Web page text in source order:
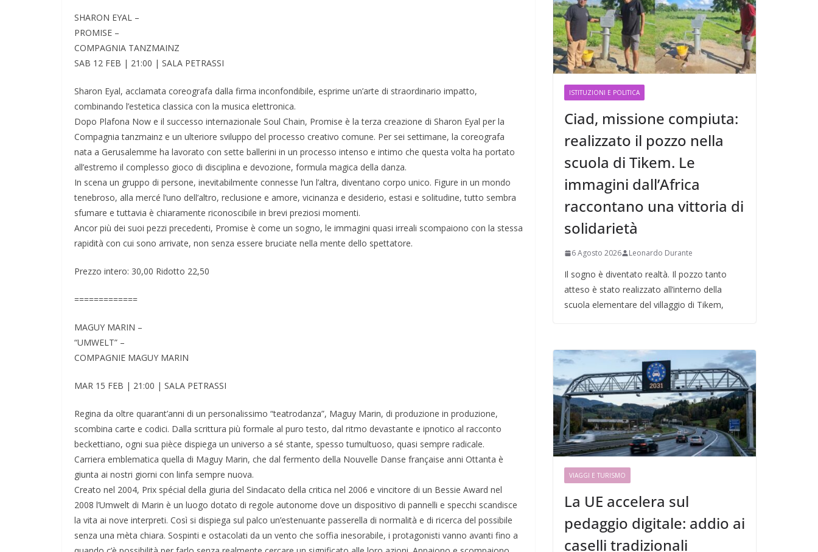
SHARON EYAL –
PROMISE –
COMPAGNIA TANZMAINZ
SAB 12 FEB | 21:00 | SALA PETRASSI
Sharon Eyal, acclamata coreografa dalla firma inconfondibile, esprime un’arte di straordinario impatto,
combinando l’estetica classica con la musica elettronica.
Dopo Plafona Now e il successo internazionale Soul Chain, Promise è la terza creazione di Sharon Eyal per la
Compagnia tanzmainz e un ulteriore sviluppo del processo creativo comune. Per sei settimane, la coreografa
nata a Gerusalemme ha lavorato con sette ballerini in un processo intenso e intimo che questa volta ha portato
all’estremo il complesso gioco di disciplina e devozione, formula magica della danza.
In scena un gruppo di persone, inevitabilmente connesse l’un l’altra, diventano corpo unico. Figure in un mondo
tenebroso, alla mercé l’uno dell’altro, reclusione e amore, vicinanza e desiderio, estasi e solitudine, tutto sembra
sfumare e tuttavia è chiaramente riconoscibile in brevi preziosi momenti.
Ancor più dei suoi pezzi precedenti, Promise è come un sogno, le immagini quasi irreali scompaiono con la stessa
rapidità con cui sono arrivate, non senza essere bruciate nella mente dello spettatore.
Prezzo intero: 30,00 Ridotto 22,50
=============
MAGUY MARIN –
“UMWELT” –
COMPAGNIE MAGUY MARIN
MAR 15 FEB | 21:00 | SALA PETRASSI
Regina da oltre quarant’anni di un personalissimo “teatrodanza”, Maguy Marin, di produzione in produzione,
scombina carte e codici. Dalla scrittura più formale al puro testo, dal ritmo devastante e ipnotico al racconto
beckettiano, ogni sua pièce dispiega un universo a sé stante, spesso tumultuoso, quasi sempre radicale.
Carriera emblematica quella di Maguy Marin, che dal fermento della Nouvelle Danse française anni Ottanta è
giunta ai nostri giorni con linfa sempre nuova.
Creato nel 2004, Prix spécial della giuria del Sindacato della critica nel 2006 e vincitore di un Bessie Award nel
2008 l’Umwelt di Marin è un luogo dotato di regole autonome dove un dispositivo di pannelli e specchi scandisce
la vita ai nove interpreti. Così si dispiega sul palco un’estenuante passerella di normalità e di ricerca del possibile
senza una mèta chiara. Sospinti e ostacolati da un vento che soffia inesorabile, i protagonisti vanno avanti fino a
ISTITUZIONI E POLITICA
Ciad, missione compiuta:
realizzato il pozzo nella
scuola di Tikem. Le
immagini dall’Africa
raccontano una vittoria di
solidarietà
6 Agosto 2026 Leonardo Durante
Il sogno è diventato realtà. Il pozzo tanto
atteso è stato realizzato all’interno della
scuola elementare del villaggio di Tikem,
VIAGGI E TURISMO
La UE accelera sul
pedaggio digitale: addio ai
caselli tradizionali